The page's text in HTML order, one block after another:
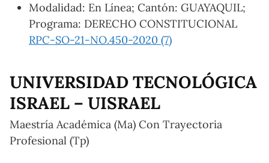
Modalidad: En Línea; Cantón: GUAYAQUIL;
Programa: DERECHO CONSTITUCIONAL
RPC-SO-21-NO.450-2020 (7)
UNIVERSIDAD TECNOLÓGICA
ISRAEL – UISRAEL
Maestría Académica (Ma) Con Trayectoria
Profesional (Tp)